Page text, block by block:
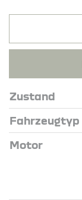
Zustand
Fahrzeugtyp
Motor